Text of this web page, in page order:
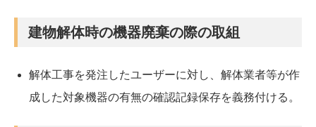
建物解体時の機器廃棄の際の取組
解体工事を発注したユーザーに対し、解体業者等が作
成した対象機器の有無の確認記録保存を義務付ける。